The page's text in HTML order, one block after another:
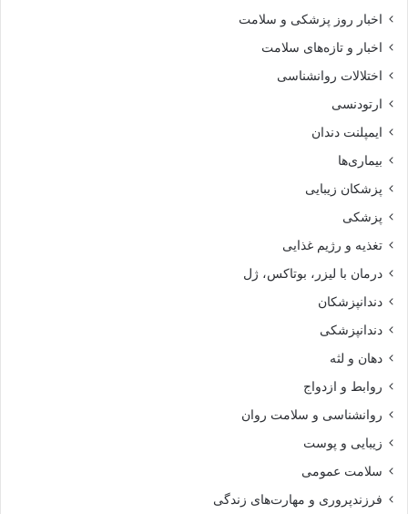
اخبار روز پزشکی و سلامت
اخبار و تازه‌های سلامت
اختلالات روانشناسی
ارتودنسی
ایمپلنت دندان
بیماری‌ها
پزشکان زیبایی
پزشکی
تغذیه و رژیم غذایی
درمان با لیزر، بوتاکس، ژل
دندانپزشکان
دندانپزشکی
دهان و لثه
روابط و ازدواج
روانشناسی و سلامت روان
زیبایی و پوست
سلامت عمومی
فرزندپروری و مهارت‌های زندگی